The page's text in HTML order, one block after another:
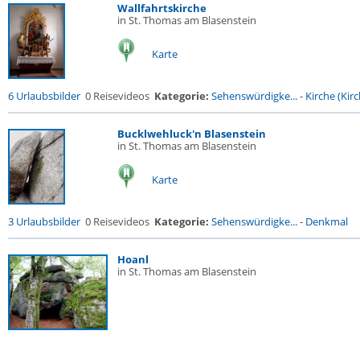
Wallfahrtskirche
in St. Thomas am Blasenstein
Karte
6 Urlaubsbilder 0 Reisevideos Kategorie: Sehenswürdigke...- Kirche
Bucklwehluck'n Blasenstein
in St. Thomas am Blasenstein
Karte
3 Urlaubsbilder 0 Reisevideos Kategorie: Sehenswürdigke...- Denkmal
Hoanl
in St. Thomas am Blasenstein